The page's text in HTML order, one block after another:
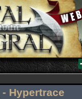
- Hypertrace